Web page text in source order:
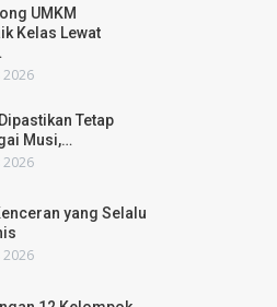
UMKM
Kelas Lewat
2026
Tetap
Musi,…
2026
yang Selalu
2026